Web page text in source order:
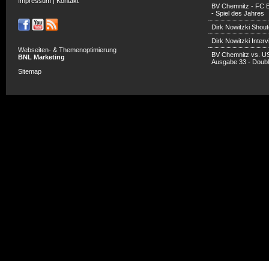
Webseiten- & Themenoptimierung
BNL Marketing
Sitemap
BV Chemnitz - FC
- Spiel des Jahres
Dirk Nowitzki
Dirk Nowitzki
BV Chemnitz vs.
Ausgabe 33 -